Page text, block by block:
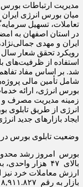
مدیریت ارتباطات بورس
میان بورس انرژی
تعاملات، تسهیل
در استان اصفهان به
ایران و مهدی
رویکرد تحقق شعار سال
استفاده از ظرفیت‌های
شد. بر اساس مفاد
شامل تأمین مالی
بورس انرژی، ارائه
زمینه مدیریت مصرف و
انرژی از طریق تابلوی
ایجاد بازارهای جدید
وضعیت تابلوی بورس در بازار ۱۲
بورس امروز رشد
بازار به رقم ۹۷,۱۱۸,۹۱۱.۸۲۷ هزار میلیارد ریال رسید.